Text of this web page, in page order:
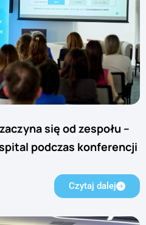
się od zespołu –
podczas konferencji
Czytaj dalej